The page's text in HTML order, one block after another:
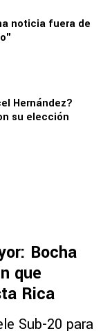
noticia fuera de
Hernández?
su elección
Bocha
que
Rica
Sub-20 para